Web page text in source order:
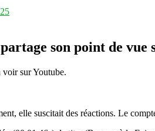
son point de
voir sur Youtube.
elle suscitait des réactions. Le